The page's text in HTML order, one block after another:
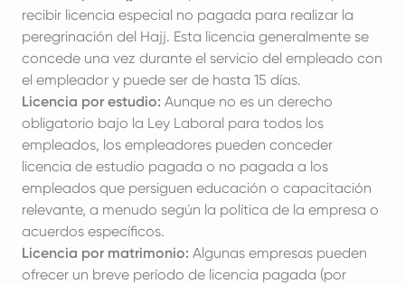
recibir licencia especial no pagada para realizar la
peregrinación del Hajj. Esta licencia generalmente se
concede una vez durante el servicio del empleado con
el empleador y puede ser de hasta 15 días.
Licencia por estudio: Aunque no es un derecho
obligatorio bajo la Ley Laboral para todos los
empleados, los empleadores pueden conceder
licencia de estudio pagada o no pagada a los
empleados que persiguen educación o capacitación
relevante, a menudo según la política de la empresa o
acuerdos específicos.
Licencia por matrimonio: Algunas empresas pueden
ofrecer un breve período de licencia pagada (por